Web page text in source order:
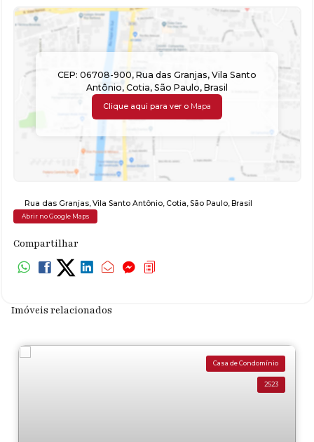
CEP: 06708-900, Rua das Granjas, Vila Santo
Antônio, Cotia, São Paulo, Brasil
Clique aqui para ver o Mapa
Rua das Granjas, Vila Santo Antônio, Cotia São Paulo, Brasil
Abrir no Google Maps
Compartilhar
Imóveis relacionados
Casa de Condomínio
2523